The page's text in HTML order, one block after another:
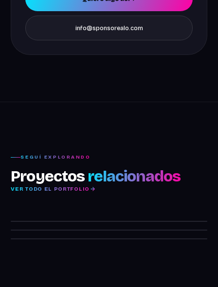
info@sponsorealo.com
SEGUÍ EXPLORANDO
Proyectosrelacionados
VER TODO EL PORTFOLIO